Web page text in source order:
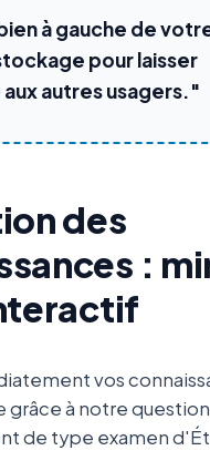
à gauche de
pour laisser
autres usagers."
des
:
vos
grâce à notre question
de type examen